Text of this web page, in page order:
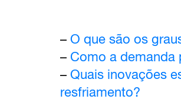
– O que são os
– Como a
– Quais inovações
resfriamento?